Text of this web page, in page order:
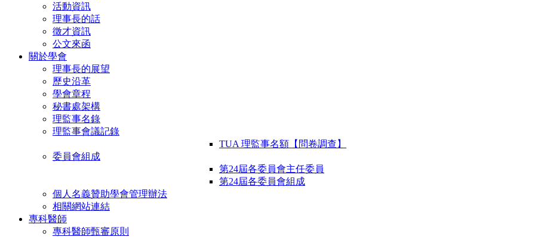
活動資訊
理事長的話
徵才資訊
公文來函
關於學會
理事長的展望
歷史沿革
學會章程
秘書處架構
理監事名錄
理監事會議記錄
TUA 理監事名額【問卷調查】
委員會組成
第24屆各委員會主任委員
第24屆各委員會組成
個人名義贊助學會管理辦法
相關網站連結
專科醫師
專科醫師甄審原則